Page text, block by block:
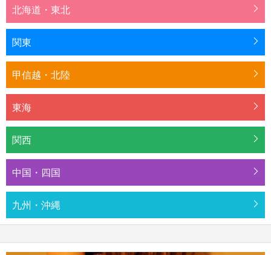
北海道・東北
関東
甲信越・北陸
東海
関西
中国・四国
九州・沖縄